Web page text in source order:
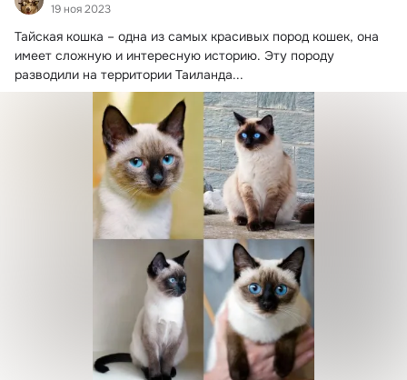
19 ноя 2023
Тайская кошка – одна из самых красивых пород кошек, она
имеет сложную и интересную историю. Эту породу
разводили на территории Таиланда...